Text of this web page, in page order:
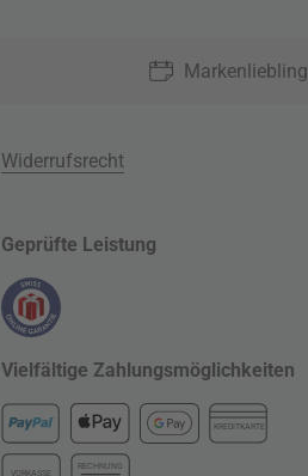
Markenliebling
Widerrufsrecht
Geprüfte Leistung
Vielfältige Zahlungsmöglichkeiten
KREDITKARTE
VORKASSE
RECHNUNG